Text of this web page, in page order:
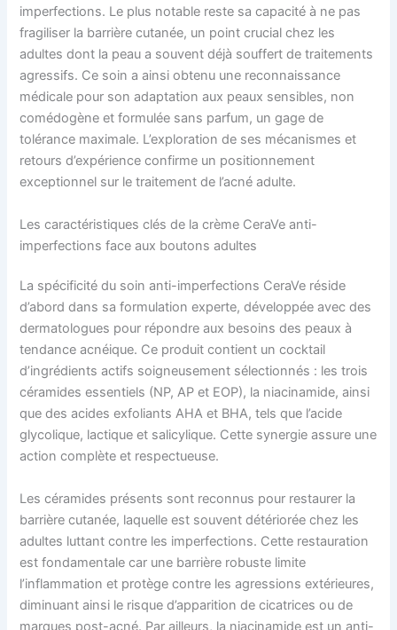
imperfections. Le plus notable reste sa capacité à ne pas
fragiliser la barrière cutanée, un point crucial chez les
adultes dont la peau a souvent déjà souffert de traitements
agressifs. Ce soin a ainsi obtenu une reconnaissance
médicale pour son adaptation aux peaux sensibles, non
comédogène et formulée sans parfum, un gage de
tolérance maximale. L’exploration de ses mécanismes et
retours d’expérience confirme un positionnement
exceptionnel sur le traitement de l’acné adulte.
Les caractéristiques clés de la crème CeraVe anti-
imperfections face aux boutons adultes
La spécificité du soin anti-imperfections CeraVe réside
d’abord dans sa formulation experte, développée avec des
dermatologues pour répondre aux besoins des peaux à
tendance acnéique. Ce produit contient un cocktail
d’ingrédients actifs soigneusement sélectionnés : les trois
céramides essentiels (NP, AP et EOP), la niacinamide, ainsi
que des acides exfoliants AHA et BHA, tels que l’acide
glycolique, lactique et salicylique. Cette synergie assure une
action complète et respectueuse.
Les céramides présents sont reconnus pour restaurer la
barrière cutanée, laquelle est souvent détériorée chez les
adultes luttant contre les imperfections. Cette restauration
est fondamentale car une barrière robuste limite
l’inflammation et protège contre les agressions extérieures,
diminuant ainsi le risque d’apparition de cicatrices ou de
marques post-acné. Par ailleurs, la niacinamide est un anti-